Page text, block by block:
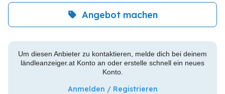
Angebot machen
Um diesen Anbieter zu kontaktieren, melde dich bei deinem
ländleanzeiger.at Konto an oder erstelle schnell ein neues
Konto.
Anmelden / Registrieren